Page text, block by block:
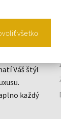
otvára
ktoré
Váš štýl
každý
všetko